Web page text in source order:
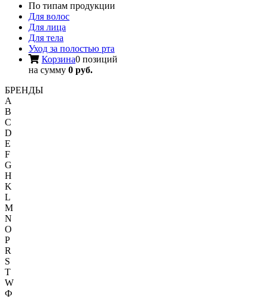
По типам продукции
Для волос
Для лица
Для тела
Уход за полостью рта
Корзина0 позиций
на сумму 0 руб.
БРЕНДЫ
A
B
C
D
E
F
G
H
K
L
M
N
O
P
R
S
T
W
Ф